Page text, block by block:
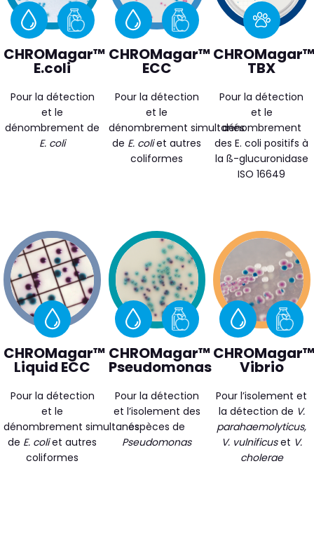
CHROMagar™
E.coli
Pour la détection
et le
dénombrement de
E. coli
CHROMagar™
ECC
Pour la détection
et le
dénombrement simultanés
de E. coliet autres
coliformes
TBX
Pour la détection
et le
dénombrement
desE. coli positifs à
la ß-glucuronidase
ISO 16649
CHROMagar™
Liquid ECC
Pour la détection
et le
dénombrement simultanés
de E. coliet autres
coliformes
CHROMagar™
Pseudomonas
Pour la détection
et l’isolement des
espèces de
Pseudomonas
Vibrio
Pour l’isolement et
la détection de V.
parahaemolyticus,
V. vulnificuset V.
cholerae